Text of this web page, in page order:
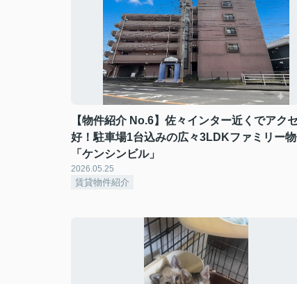
【物件紹介 No.6】佐々インター近くでアク
好！駐車場1台込みの広々3LDKファミリー
「ケンシンビル」
2026.05.25
賃貸物件紹介